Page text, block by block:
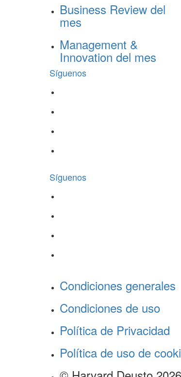
Business Review del
mes
Management &
Innovation del mes
Síguenos
Síguenos
Condiciones generales
Condiciones de uso
Política de Privacidad
Política de uso de